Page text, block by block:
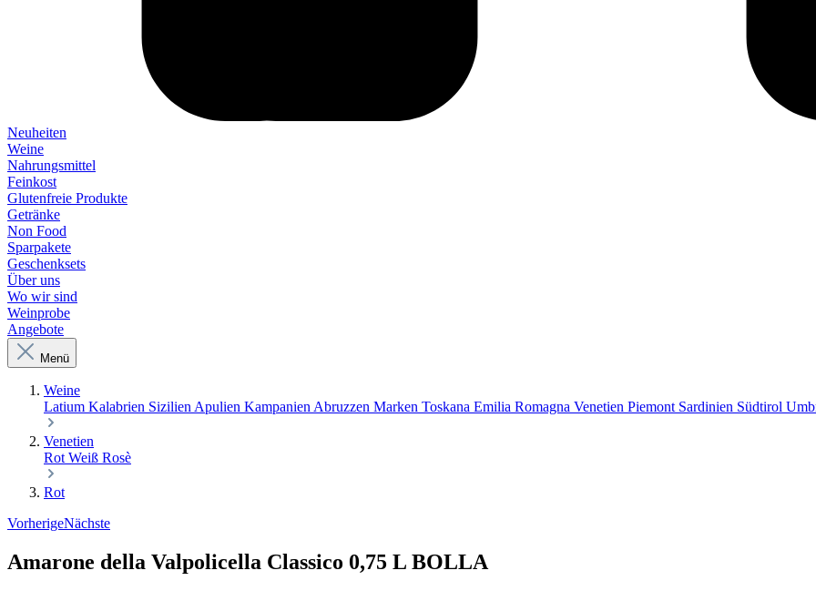
Neuheiten
Weine
Nahrungsmittel
Feinkost
Glutenfreie Produkte
Getränke
Non Food
Sparpakete
Geschenksets
Über uns
Wo wir sind
Weinprobe
Angebote
Menü
Weine
Latium Kalabrien SizilienApulien KampanienAbruzzen Marken Toskana Emilia Romagna Venetien Piemont Sardinien Südtirol
Venetien
RotWeiß Rosè
Rot
VorherigeNächste
Amarone della Valpolicella Classico 0,75 L BOLLA